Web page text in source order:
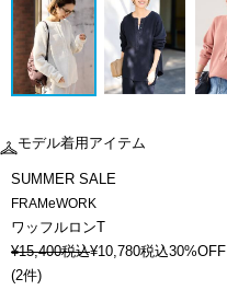
モデル着用アイテム
SUMMER SALE
FRAMeWORK
ワッフルロンT
¥15,400税込¥10,780税込30%OFF
(2件)